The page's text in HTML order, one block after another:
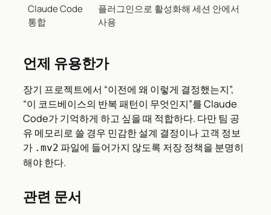
Claude Code
통합
플러그인으로 활성화해 세션 안에서
사용
언제 유용한가
장기 프로젝트에서 “이전에 왜 이렇게 결정했는지”,
“이 코드베이스의 반복 패턴이 무엇인지”를 Claude
Code가 기억하게 하고 싶을 때 적합하다. 다만 팀 공
유 메모리로 쓸 경우 민감한 설계 결정이나 고객 정보
가 .mv2 파일에 들어가지 않도록 저장 정책을 분명히
해야 한다.
관련 문서